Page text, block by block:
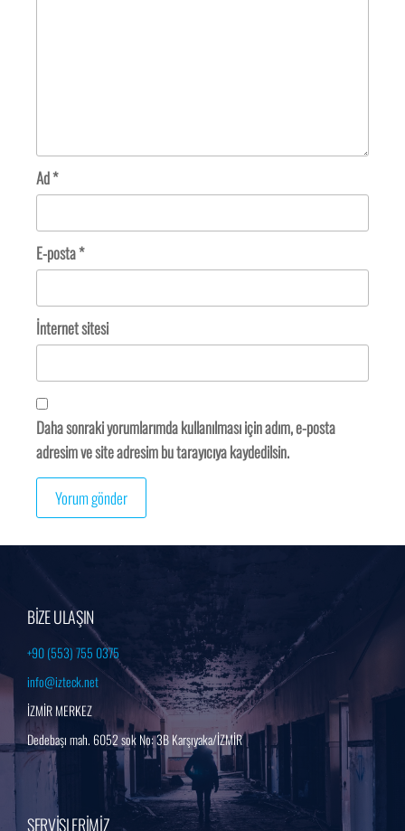
Ad*
E-posta*
İnternet sitesi
Daha sonraki yorumlarımda kullanılması için adım, e-posta
adresim ve site adresim bu tarayıcıya kaydedilsin.
BİZE ULAŞIN
+90 (553) 755 0375
info@izteck.net
İZMİR MERKEZ
Dedebaşı mah. 6052 sok No: 3B Karşıyaka/İZMİR
SERVİSLERİMİZ